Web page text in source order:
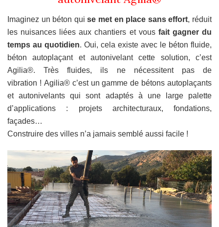
Imaginez un béton quise met en place sans effort, réduit
les nuisances liées aux chantiers et vousfait gagner du
temps au quotidien. Oui, cela existe avec le béton fluide,
béton autoplaçant et autonivelant cette solution, c’est
Agilia®. Très fluides, ils ne nécessitent pas de
vibration ! Agilia® c’est un gamme de bétons autoplaçants
et autonivelants qui sont adaptés à une large palette
d’applications : projets architecturaux, fondations,
façades…
Construire des villes n’a jamais semblé aussi facile !
Lecteur
vidéo